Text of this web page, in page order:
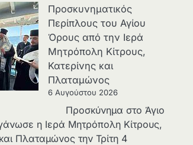
Προσκυνηματικός
Περίπλους του Αγίου
Όρους από την Ιερά
Μητρόπολη Κίτρους,
Κατερίνης και
Πλαταμώνος
6 Αυγούστου 2026
Προσκύνημα στο Άγιο
η Ιερά Μητρόπολη Κίτρους,
Πλαταμώνος την Τρίτη 4